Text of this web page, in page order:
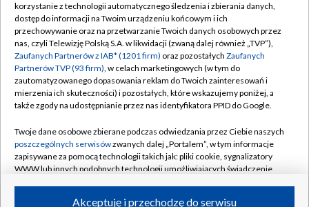
TVP
Abonament TVP
Emisja w TVP
Centrum informacji TVP
Naziemna Telewizja Cyfrowa
Rada Programowa
System NOS
Informacje o nadawcy
Regulamin TVP
Polityka prywatności
Moje zgody
Pomoc
Kontakt
Kanały
korzystanie z technologii automatycznego śledzenia i zbierania danych,
dostęp do informacji na Twoim urządzeniu końcowym i ich
przechowywanie oraz na przetwarzanie Twoich danych osobowych przez
nas, czyli Telewizję Polską S.A. w likwidacji (zwaną dalej również „TVP”),
Zaufanych Partnerów z IAB* (1201 firm) oraz pozostałych Zaufanych
Partnerów TVP (93 firm), w celach marketingowych (w tym do
zautomatyzowanego dopasowania reklam do Twoich zainteresowań i
mierzenia ich skuteczności) i pozostałych, które wskazujemy poniżej, a
także zgody na udostępnianie przez nas identyfikatora PPID do Google.
Twoje dane osobowe zbierane podczas odwiedzania przez Ciebie naszych
poszczególnych serwisówzwanych dalej „Portalem”, w tym informacje
zapisywane za pomocą technologii takich jak: pliki cookie, sygnalizatory
WWW lub innych podobnych technologii umożliwiających świadczenie
Akceptuję i przechodzę do serwisu